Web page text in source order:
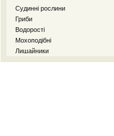
Судинні рослини
Гриби
Водорості
Мохоподібні
Лишайники